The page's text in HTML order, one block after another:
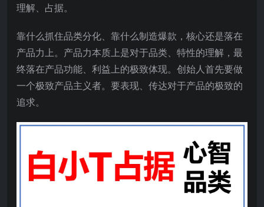
理解、占据。
靠什么抓住品类分化、靠什么制造爆款，核心还是落在
产品力上。产品力本质上是对于品类、特性的理解，最
终落在产品功能、利益上的极致体现。创始人首先要做
一个极致产品主义者。要表现、传达对于产品的极致的
追求。